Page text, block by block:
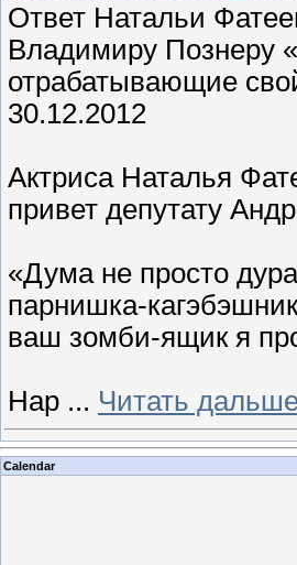
Ответ Натальи
Владимиру Познеру
отрабатывающие
30.12.2012
Актриса Наталья
привет депутату
«Дума не просто
парнишка-
ваш зомби-ящик я
Нар ... Читать
Calendar